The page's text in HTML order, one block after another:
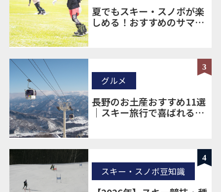
夏でもスキー・スノボが楽
しめる！おすすめのサマー
3
長野のお土産おすすめ11選
｜スキー旅行で喜ばれる定
グルメ
4
スキー・スノボ豆知識